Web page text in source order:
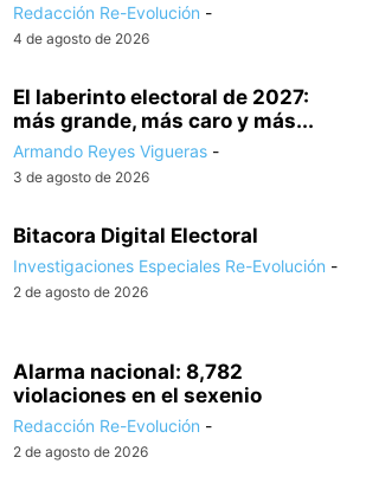
Redacción Re-Evolución -
4 de agosto de 2026
El laberinto electoral de 2027:
más grande, más caro y más...
Armando Reyes Vigueras -
3 de agosto de 2026
Bitacora Digital Electoral
Investigaciones Especiales Re-Evolución -
2 de agosto de 2026
Alarma nacional: 8,782
violaciones en el sexenio
Redacción Re-Evolución -
2 de agosto de 2026